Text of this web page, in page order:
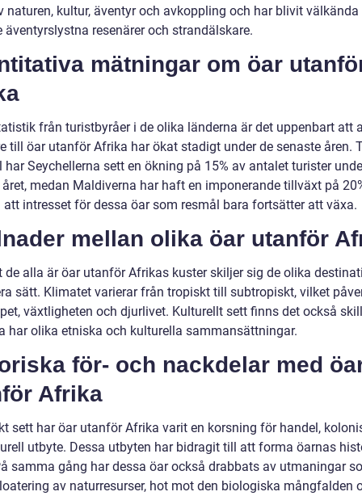
naturen, kultur, äventyr och avkoppling och har blivit välkända
äventyrslystna resenärer och strandälskare.
mätningar om öar
från turistbyråer i de olika länderna är det uppenbart att
till öar utanför Afrika har ökat stadigt under de senaste åren.
har Seychellerna sett en ökning på 15% av antalet turister
medan Maldiverna har haft en imponerande tillväxt på
att intresset för dessa öar som resmål bara fortsätter att växa.
mellan olika öar utanför
de alla är öar utanför Afrikas kuster skiljer sig de olika
sätt. Klimatet varierar från tropiskt till subtropiskt, vilket
växtligheten och djurlivet. Kulturellt sett finns det också
har olika etniska och kulturella sammansättningar.
för- och nackdelar med
Afrika
sett har öar utanför Afrika varit en korsning för handel,
utbyte. Dessa utbyten har bidragit till att forma öarnas
samma gång har dessa öar också drabbats av utmaningar
av naturresurser, hot mot den biologiska mångfalden